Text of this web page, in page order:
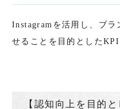
Instagramを活用し、ブラ
せることを目的とした
【認知向上を目的